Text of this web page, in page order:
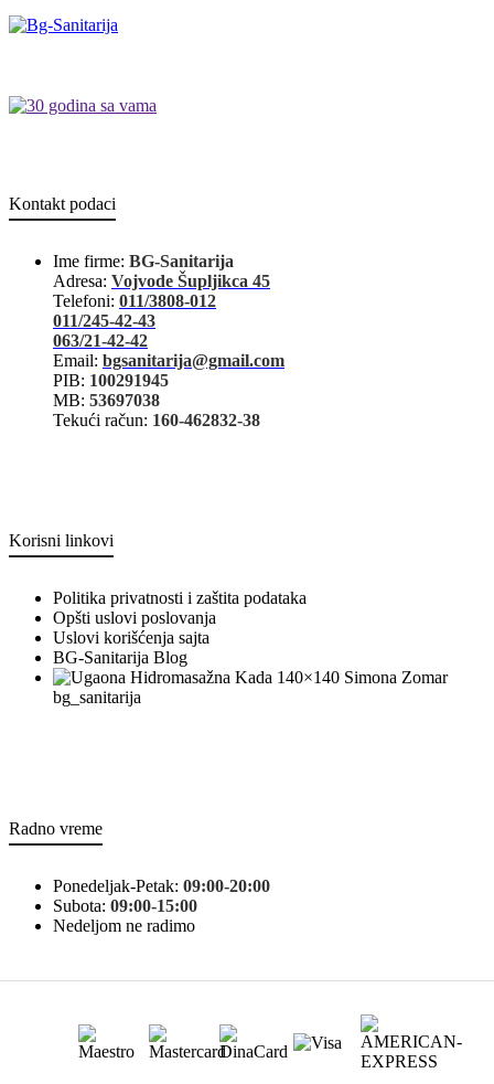
Kontakt podaci
Ime firme: BG-Sanitarija
Adresa: Vojvode Šupljikca 45
Telefoni: 011/3808-012
011/245-42-43
063/21-42-42
Email: bgsanitarija@gmail.com
PIB: 100291945
MB: 53697038
Tekući račun: 160-462832-38
Korisni linkovi
Politika privatnosti i zaštita podataka
Opšti uslovi poslovanja
Uslovi korišćenja sajta
BG-Sanitarija Blog
bg_sanitarija
Radno vreme
Ponedeljak-Petak: 09:00-20:00
Subota: 09:00-15:00
Nedeljom ne radimo